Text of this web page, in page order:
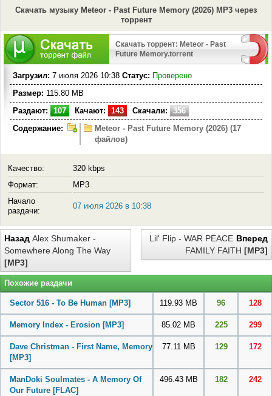
Скачать музыку Meteor - Past Future Memory (2026) MP3 через
торрент
Скачать торрент: Meteor - Past
Future Memory.torrent
Загрузил: 7 июля 2026 10:38 Статус: Проверено
Размер: 115.80 MB
Раздают:
107 Качают: 143 Скачали:
356
Содержание:
Meteor - Past Future Memory (2026) (17
файлов)
Качество:
320 kbps
Формат:
MP3
Начало
раздачи:
07 июля 2026 в 10:38
Назад Alex Shumaker -
Somewhere Along The Way
[MP3]
Вперед
Lil' Flip - WAR PEACE
FAMILY FAITH [MP3]
Похожие раздачи
Sector 516 - To Be Human [MP3] 119.93 MB 96 128
Memory Index - Erosion [MP3] 85.02 MB 225 299
Dave Christman - First Name, Memory
[MP3]
77.11 MB 129 172
ManDoki Soulmates - A Memory Of
Our Future [FLAC]
496.43 MB 182 242